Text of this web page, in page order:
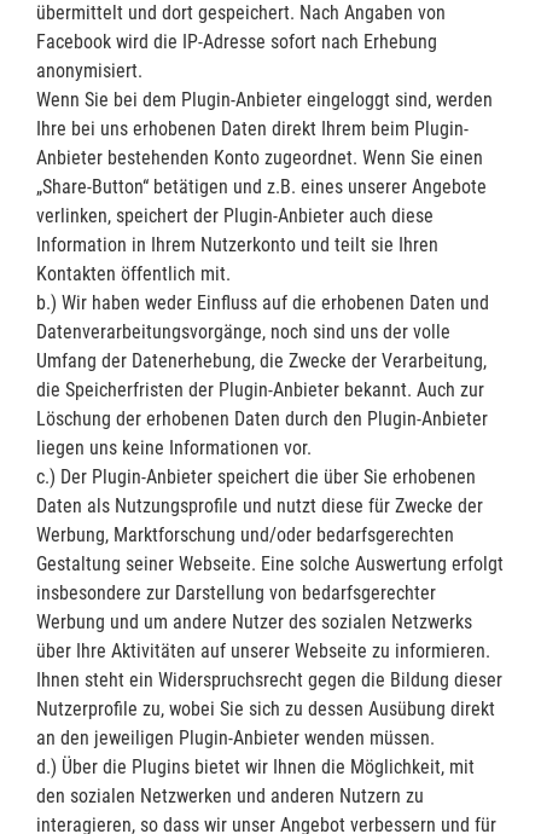
übermittelt und dort gespeichert. Nach Angaben von
Facebook wird die IP-Adresse sofort nach Erhebung
anonymisiert.
Wenn Sie bei dem Plugin-Anbieter eingeloggt sind, werden
Ihre bei uns erhobenen Daten direkt Ihrem beim Plugin-
Anbieter bestehenden Konto zugeordnet. Wenn Sie einen
„Share-Button“ betätigen und z.B. eines unserer Angebote
verlinken, speichert der Plugin-Anbieter auch diese
Information in Ihrem Nutzerkonto und teilt sie Ihren
Kontakten öffentlich mit.
b.) Wir haben weder Einfluss auf die erhobenen Daten und
Datenverarbeitungsvorgänge, noch sind uns der volle
Umfang der Datenerhebung, die Zwecke der Verarbeitung,
die Speicherfristen der Plugin-Anbieter bekannt. Auch zur
Löschung der erhobenen Daten durch den Plugin-Anbieter
liegen uns keine Informationen vor.
c.) Der Plugin-Anbieter speichert die über Sie erhobenen
Daten als Nutzungsprofile und nutzt diese für Zwecke der
Werbung, Marktforschung und/oder bedarfsgerechten
Gestaltung seiner Webseite. Eine solche Auswertung erfolgt
insbesondere zur Darstellung von bedarfsgerechter
Werbung und um andere Nutzer des sozialen Netzwerks
über Ihre Aktivitäten auf unserer Webseite zu informieren.
Ihnen steht ein Widerspruchsrecht gegen die Bildung dieser
Nutzerprofile zu, wobei Sie sich zu dessen Ausübung direkt
an den jeweiligen Plugin-Anbieter wenden müssen.
d.) Über die Plugins bietet wir Ihnen die Möglichkeit, mit
den sozialen Netzwerken und anderen Nutzern zu
interagieren, so dass wir unser Angebot verbessern und für